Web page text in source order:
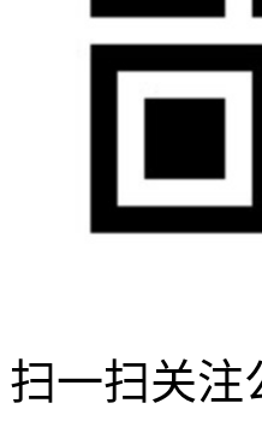
扫一扫关注